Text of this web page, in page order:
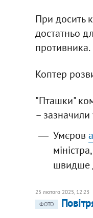
При досить
достатньо
противника.
Коптер
"Пташки"
– зазначили
Умєров
швидше
25 лютого 2025, 12:23
ФОТО